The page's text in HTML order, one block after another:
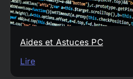
Aides et Astuces PC
Lire